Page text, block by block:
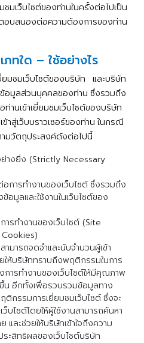
มชมเว็บไซต์ของท่านในครั้งต่อไปเป็น
อบสนองต่อความต้องการของท่าน
ทใด – ใช้อย่างไร
ยมชมเว็บไซต์ของบริษัท
และบริษัท
ข้อมูลส่วนบุคคลของท่าน ซึ่งรวมถึง
ท่านเข้าเยี่ยมชมเว็บไซต์ของบริษัท
าสู่เว็บบราวเซอร์ของท่าน ในกรณี
มวัตถุประสงค์ดังต่อไปนี้
ย่างยิ่ง (Strictly Necessary
การทำงานของเว็บไซต์ซึ่งรวมถึง
อมูลและใช้งานในเว็บไซต์ของ
รทำงานของเว็บไซต์ (Site
มารถจดจำและนับจำนวนผู้เข้า
ให้บริษัททราบถึงพฤติกรรมในการ
การทำงานของเว็บไซต์ให้มีคุณภาพ
น อีกทั้งเพื่อรวบรวมข้อมูลทาง
ติกรรมการเยี่ยมชมเว็บไซต์ซึ่งจะ
บไซต์โดยให้ผู้ใช้งานสามารถค้นหา
และช่วยให้บริษัทเข้าใจถึงความ
ระสิทธิผลของเว็บไซต์บริษัท